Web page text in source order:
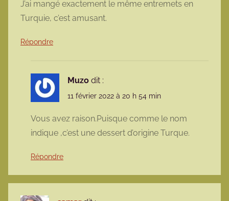
J’ai mangé exactement le même entremets en
Turquie, c’est amusant.
Répondre
Muzo dit :
11 février 2022 à 20 h 54 min
Vous avez raison.Puisque comme le nom
indique ,c’est une dessert d’origine Turque.
Répondre